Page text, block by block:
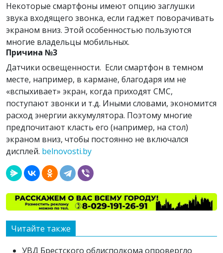
Некоторые смартфоны имеют опцию заглушки
звука входящего звонка, если гаджет поворачивать
экраном вниз. Этой особенностью пользуются
многие владельцы мобильных.
Причина №3
Датчики освещенности. Если смартфон в темном
месте, например, в кармане, благодаря им не
«вспыхивает» экран, когда приходят СМС,
поступают звонки и т.д. Иными словами, экономится
расход энергии аккумулятора. Поэтому многие
предпочитают класть его (например, на стол)
экраном вниз, чтобы постоянно не включался
дисплей. belnovosti.by
Читайте также
УВД Брестского облисполкома опровергло